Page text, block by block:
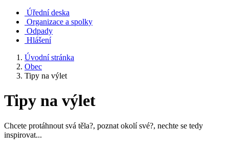
Úřední deska
Organizace a spolky
Odpady
Hlášení
Úvodní stránka
Obec
Tipy na výlet
Tipy na výlet
Chcete protáhnout svá těla?, poznat okolí své?, nechte se tedy
inspirovat...